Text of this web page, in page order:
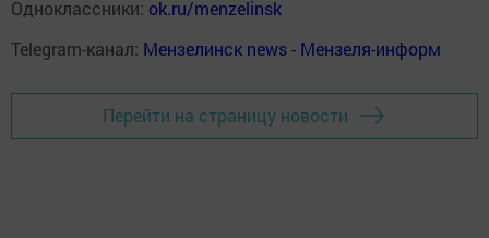
Одноклассники: ok.ru/menzelinsk
Telegram-канал: Мензелинск news - Мензеля-информ
Перейти на страницу новости